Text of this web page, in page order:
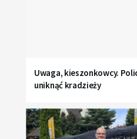
Uwaga, kieszonkowcy.
uniknąć kradzieży